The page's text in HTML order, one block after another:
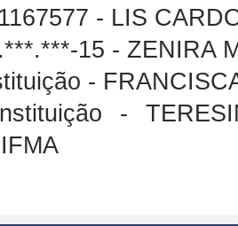
- LIS
15 - ZENIRA
-
-